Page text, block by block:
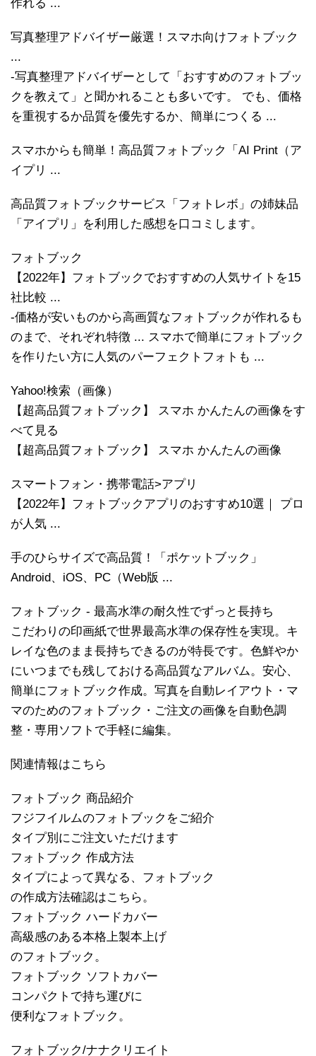
作れる ...
写真整理アドバイザー厳選！スマホ向けフォトブック
...
-写真整理アドバイザーとして「おすすめのフォトブッ
クを教えて」と聞かれることも多いです。 でも、価格
を重視するか品質を優先するか、簡単につくる ...
スマホからも簡単！高品質フォトブック「AI Print（ア
イプリ ...
高品質フォトブックサービス「フォトレボ」の姉妹品
「アイプリ」を利用した感想を口コミします。
フォトブック
【2022年】フォトブックでおすすめの人気サイトを15
社比較 ...
-価格が安いものから高画質なフォトブックが作れるも
のまで、それぞれ特徴 ... スマホで簡単にフォトブック
を作りたい方に人気のパーフェクトフォトも ...
Yahoo!検索（画像）
【超高品質フォトブック】 スマホ かんたんの画像をす
べて見る
【超高品質フォトブック】 スマホ かんたんの画像
スマートフォン・携帯電話>アプリ
【2022年】フォトブックアプリのおすすめ10選｜ プロ
が人気 ...
手のひらサイズで高品質！「ポケットブック」
Android、iOS、PC（Web版 ...
フォトブック - 最高水準の耐久性でずっと長持ち
こだわりの印画紙で世界最高水準の保存性を実現。キ
レイな色のまま長持ちできるのが特長です。色鮮やか
にいつまでも残しておける高品質なアルバム。安心、
簡単にフォトブック作成。写真を自動レイアウト・マ
マのためのフォトブック・ご注文の画像を自動色調
整・専用ソフトで手軽に編集。
関連情報はこちら
フォトブック 商品紹介
フジフイルムのフォトブックをご紹介
タイプ別にご注文いただけます
フォトブック 作成方法
タイプによって異なる、フォトブック
の作成方法確認はこちら。
フォトブック ハードカバー
高級感のある本格上製本上げ
のフォトブック。
フォトブック ソフトカバー
コンパクトで持ち運びに
便利なフォトブック。
フォトブック/ナナクリエイト